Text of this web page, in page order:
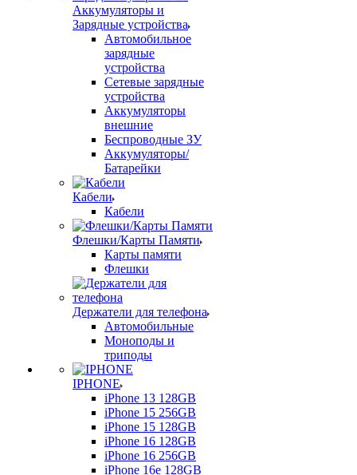
Аккумуляторы и
Зарядные устройства
Автомобильное
зарядные
устройства
Сетевые зарядные
устройства
Аккумуляторы
внешние
Беспроводные ЗУ
Аккумуляторы/
Батарейки
Кабели
Кабели
Флешки/Карты Памяти
Карты памяти
Флешки
Держатели для телефона
Автомобильные
Моноподы и
триподы
IPHONE
iPhone 13 128GB
iPhone 15 256GB
iPhone 15 128GB
iPhone 16 128GB
iPhone 16 256GB
iPhone 16e 128GB